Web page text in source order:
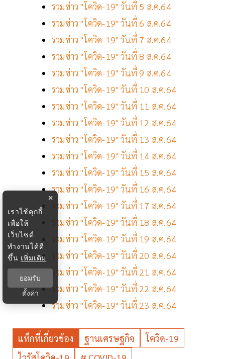
รวมข่าว "โควิด-19" วันที่ 5 ส.ค.64
รวมข่าว "โควิด-19" วันที่ 6 ส.ค.64
รวมข่าว "โควิด-19" วันที่ 7 ส.ค.64
รวมข่าว "โควิด-19" วันที่ 8 ส.ค.64
รวมข่าว "โควิด-19" วันที่ 9 ส.ค.64
รวมข่าว "โควิด-19" วันที่ 10 ส.ค.64
รวมข่าว "โควิด-19" วันที่ 11 ส.ค.64
รวมข่าว "โควิด-19" วันที่ 12 ส.ค.64
รวมข่าว "โควิด-19" วันที่ 13 ส.ค.64
รวมข่าว "โควิด-19" วันที่ 14 ส.ค.64
รวมข่าว "โควิด-19" วันที่ 15 ส.ค.64
รวมข่าว "โควิด-19" วันที่ 16 ส.ค.64
รวมข่าว "โควิด-19" วันที่ 17 ส.ค.64
รวมข่าว "โควิด-19" วันที่ 18 ส.ค.64
รวมข่าว "โควิด-19" วันที่ 19 ส.ค.64
รวมข่าว "โควิด-19" วันที่ 20 ส.ค.64
รวมข่าว "โควิด-19" วันที่ 21 ส.ค.64
รวมข่าว "โควิด-19" วันที่ 22 ส.ค.64
รวมข่าว "โควิด-19" วันที่ 23 ส.ค.64
แท็กที่เกี่ยวข้อง ฐานเศรษฐกิจ
โควิด-19
×
เราใช้คุกกี้
เพื่อให้
เว็บไซต์
ทำงานได้ดี
ขึ้น เพิ่มเติม
ยอมรับ
ตั้งค่า